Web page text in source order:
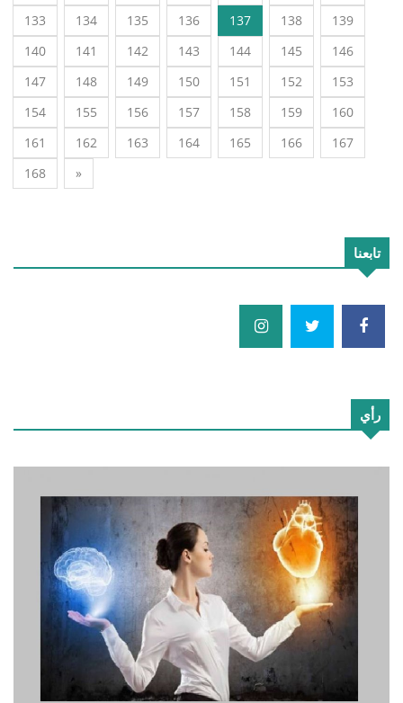
133
134 135 136 137 138
139
140
141 142 143 144 145
146
147
148 149 150 151 152
153
154
155 156 157 158 159
160
161
162 163 164 165 166
167
168
»
تابعنا
رأي